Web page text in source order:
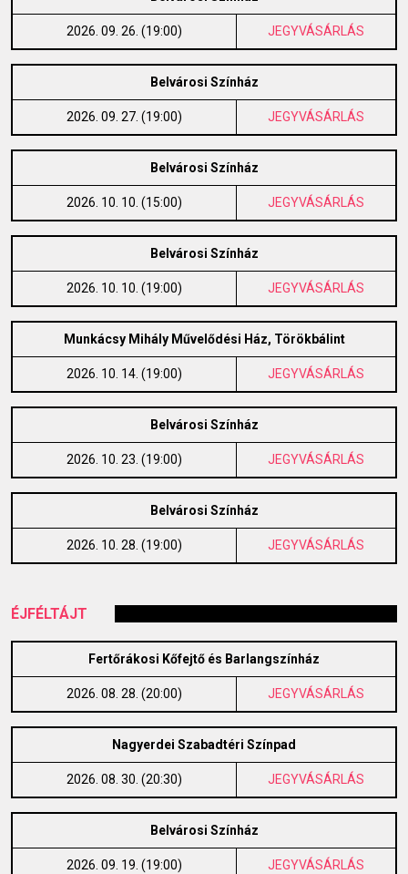
2026. 09. 26. (19:00) JEGYVÁSÁRLÁS
Belvárosi Színház
2026. 09. 27. (19:00) JEGYVÁSÁRLÁS
Belvárosi Színház
2026. 10. 10. (15:00) JEGYVÁSÁRLÁS
Belvárosi Színház
2026. 10. 10. (19:00) JEGYVÁSÁRLÁS
Munkácsy Mihály Művelődési Ház, Törökbálint
2026. 10. 14. (19:00) JEGYVÁSÁRLÁS
Belvárosi Színház
2026. 10. 23. (19:00) JEGYVÁSÁRLÁS
Belvárosi Színház
2026. 10. 28. (19:00) JEGYVÁSÁRLÁS
ÉJFÉLTÁJT
Fertőrákosi Kőfejtő és Barlangszínház
2026. 08. 28. (20:00) JEGYVÁSÁRLÁS
Nagyerdei Szabadtéri Színpad
2026. 08. 30. (20:30) JEGYVÁSÁRLÁS
Belvárosi Színház
2026. 09. 19. (19:00) JEGYVÁSÁRLÁS